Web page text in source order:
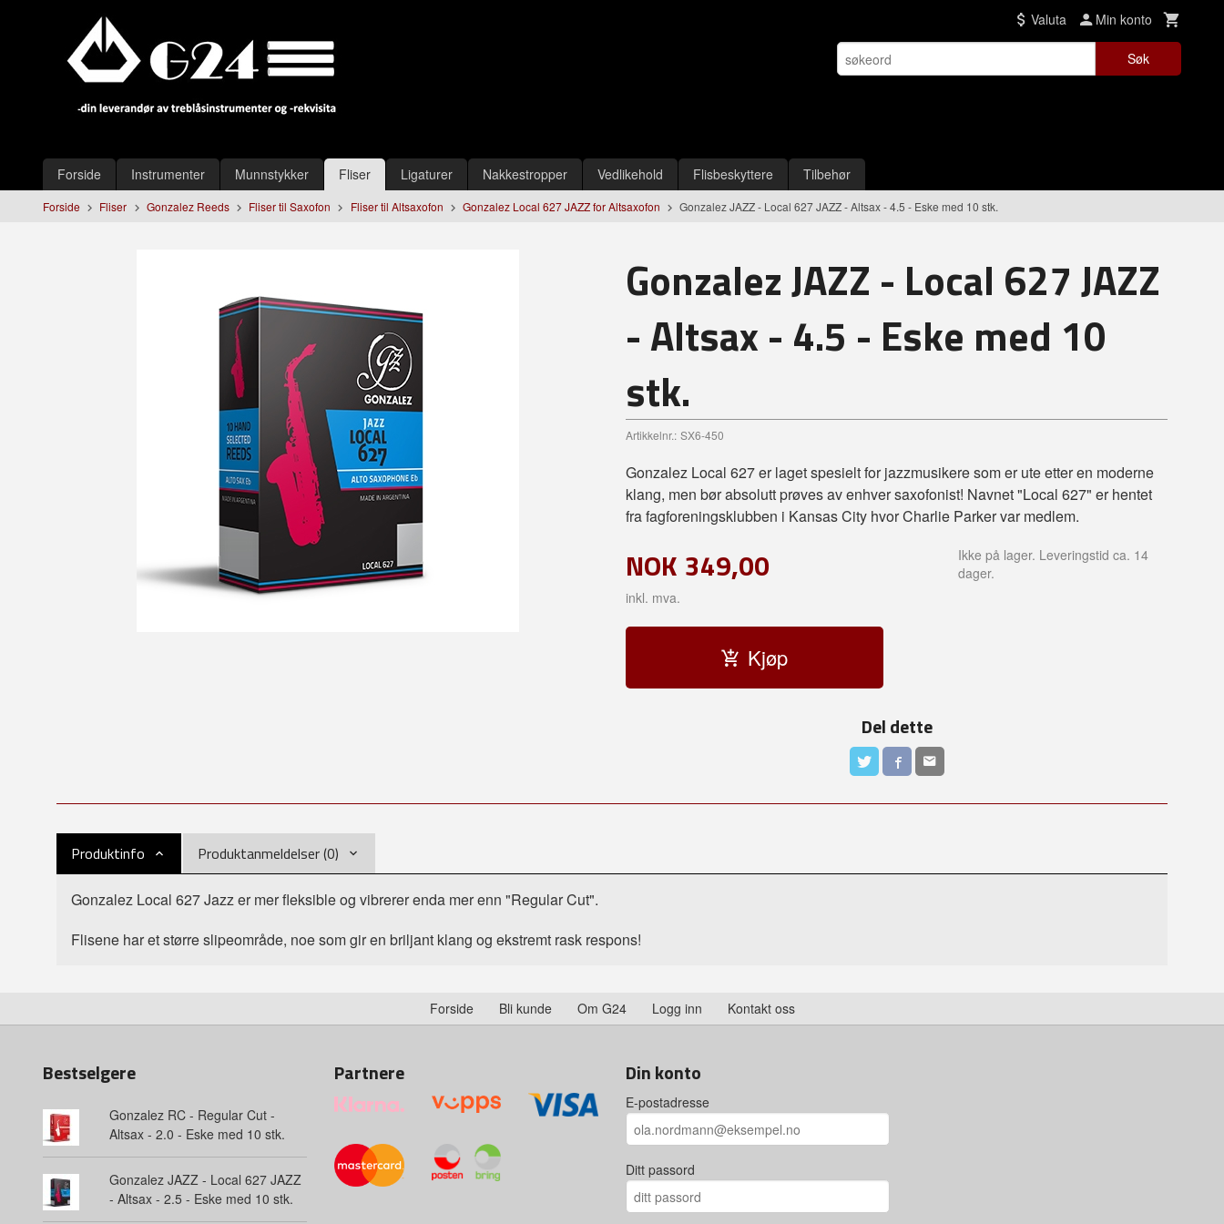
Valuta Min konto
Søk
Produkter
Forside Instrumenter Munnstykker Fliser Ligaturer Nakkestropper Vedlikehold Flisbeskyttere Tilbehør
Forside Fliser Gonzalez Reeds Fliser til Saxofon Fliser til Altsaxofon Gonzalez Local 627 JAZZ for Altsaxofon Gonzalez JAZZ - Local 627 JAZZ - Altsax - 4.5 - Eske med 10 stk.
Gonzalez JAZZ - Local 627 JAZZ
- Altsax - 4.5 - Eske med 10
stk.
Artikkelnr.: SX6-450
Gonzalez Local 627 er laget spesielt for jazzmusikere som er ute etter en moderne
klang, men bør absolutt prøves av enhver saxofonist! Navnet "Local 627" er hentet
fra fagforeningsklubben i Kansas City hvor Charlie Parker var medlem.
NOK 349,00
inkl. mva.
Ikke på lager. Leveringstid ca. 14
dager.
Kjøp
Del dette
Produktinfo Produktanmeldelser (0)
Gonzalez Local 627 Jazz er mer fleksible og vibrerer enda mer enn "Regular Cut".
Flisene har et større slipeområde, noe som gir en briljant klang og ekstremt rask respons!
Forside Bli kunde Om G24 Logg inn Kontakt oss
Bestselgere
Gonzalez RC - Regular Cut -
Altsax - 2.0 - Eske med 10 stk.
Gonzalez JAZZ - Local 627 JAZZ
- Altsax - 2.5 - Eske med 10 stk.
Partnere Din konto
E-postadresse
Ditt passord